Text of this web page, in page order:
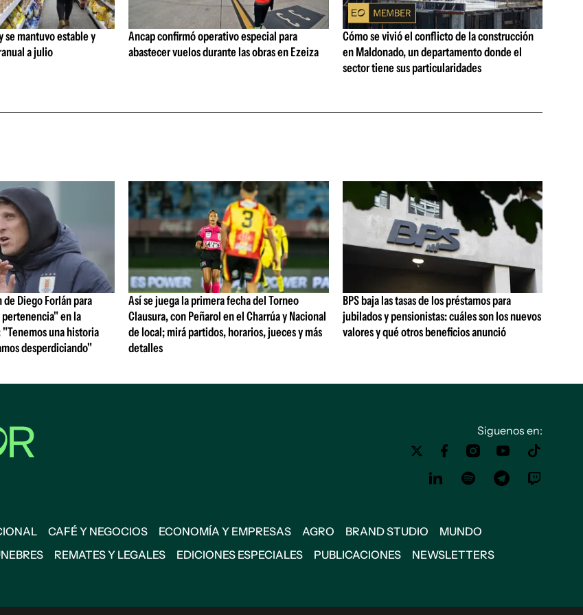
se mantuvo estable y
a julio
Ancap confirmó operativo especial para
abastecer vuelos durante las obras en Ezeiza
Cómo se vivió el conflicto de la construcción
en Maldonado, un departamento donde el
sector tiene sus particularidades
Diego Forlán para
en la
una historia
desperdiciando"
Así se juega la primera fecha del Torneo
Clausura, con Peñarol en el Charrúa y Nacional
de local; mirá partidos, horarios, jueces y más
detalles
BPS baja las tasas de los préstamos para
jubilados y pensionistas: cuáles son los nuevos
valores y qué otros beneficios anunció
Siguenos en:
CAFÉ Y NEGOCIOS ECONOMÍA Y EMPRESAS AGRO BRAND STUDIO
MUNDO
REMATES Y LEGALES EDICIONES ESPECIALES PUBLICACIONES
NEWSLETTERS